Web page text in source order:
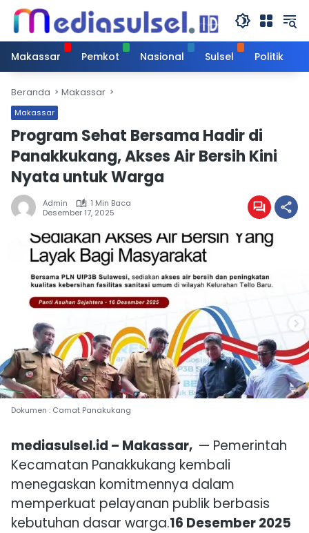
Langsung
konten
Makassar
Pemkot Nasional Sulsel Politik
Beranda Makassar
Makassar
Program Sehat Bersama Hadir di
Panakkukang, Akses Air Bersih Kini
Nyata untuk Warga
Admin
1 Min Baca
Desember 17, 2025
Dokumen : Camat Panakukang
mediasulsel.id – Makassar, — Pemerintah
Kecamatan Panakkukang kembali
menegaskan komitmennya dalam
memperkuat pelayanan publik berbasis
kebutuhan dasar warga.16 Desember 2025